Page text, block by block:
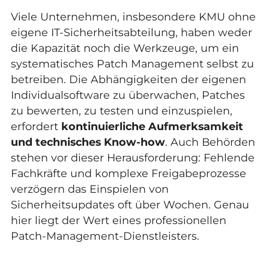
Viele Unternehmen, insbesondere KMU ohne
eigene IT-Sicherheitsabteilung, haben weder
die Kapazität noch die Werkzeuge, um ein
systematisches Patch Management selbst zu
betreiben. Die Abhängigkeiten der eigenen
Individualsoftware zu überwachen, Patches
zu bewerten, zu testen und einzuspielen,
erfordert kontinuierliche Aufmerksamkeit
und technisches Know-how. Auch Behörden
stehen vor dieser Herausforderung: Fehlende
Fachkräfte und komplexe Freigabeprozesse
verzögern das Einspielen von
Sicherheitsupdates oft über Wochen. Genau
hier liegt der Wert eines professionellen
Patch-Management-Dienstleisters.